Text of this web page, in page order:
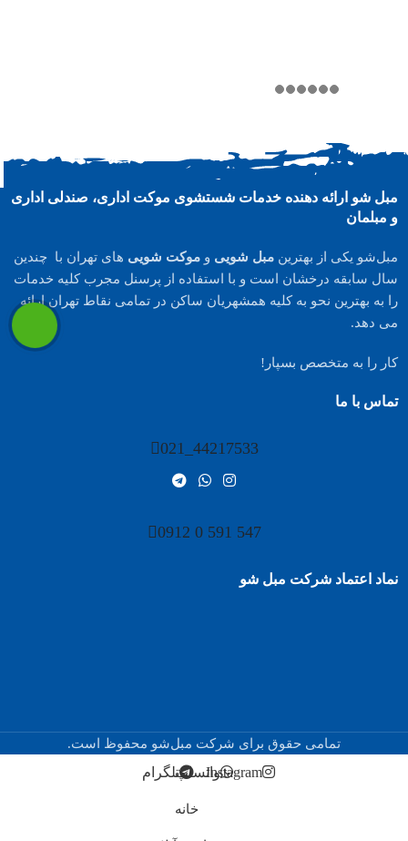
مبل شو ارائه دهنده خدمات شستشوی موکت اداری، صندلی اداری
و مبلمان
مبل‌شو یکی از بهترینمبل شویی وموکت شویی های تهران با چندین
سال سابقه درخشان است و با استفاده از پرسنل مجرب کلیه خدمات
را به بهترین نحو به کلیه همشهریان ساکن در تمامی نقاط تهران ارائه
می دهد.
کار را به متخصص بسپار!
تماس با ما
44217533_021
547 591 0 0912
نماد اعتماد شرکت مبل شو
تمامی حقوق برای شرکت مبل‌شو محفوظ است.
Instagramواتساپتلگرام
خانه